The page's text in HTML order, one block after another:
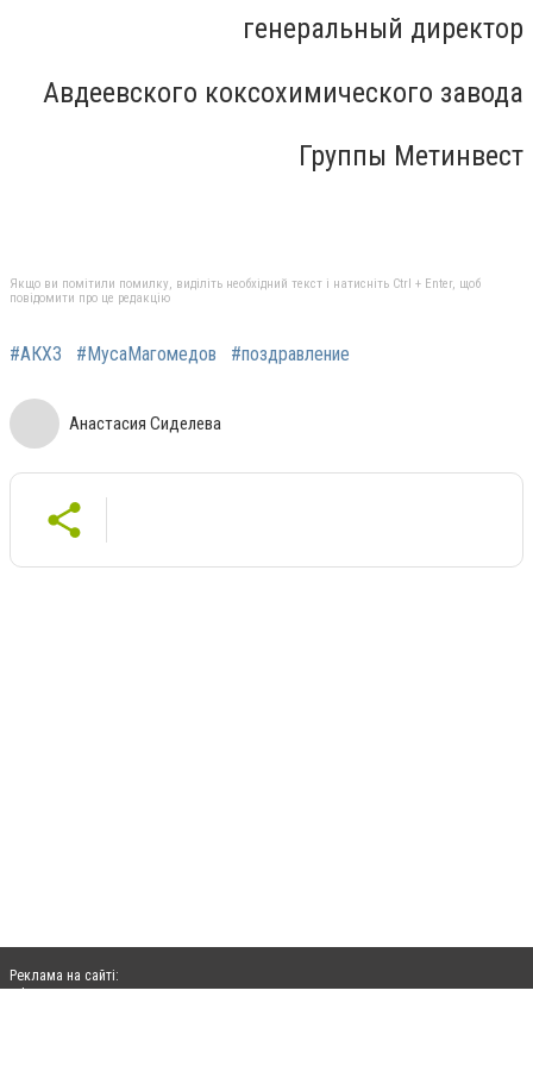
генеральный директор
Авдеевского коксохимического завода
Группы Метинвест
Якщо ви помітили помилку, виділіть необхідний текст і натисніть Ctrl + Enter, щоб
повідомити про це редакцію
#АКХЗ #МусаМагомедов #поздравление
Анастасия Сиделева
Реклама на сайті: